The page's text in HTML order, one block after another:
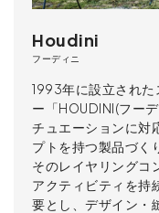
Houdini
フーディニ
1993年に設立された
ー「HOUDINI(フー
チュエーションに対
プトを持つ製品づく
そのレイヤリングコ
アクティビティを持
要とし、デザイン・